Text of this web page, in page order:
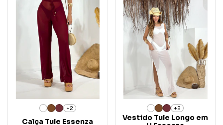
+2
Calça Tule Essenza
+2
Vestido Tule Longo em